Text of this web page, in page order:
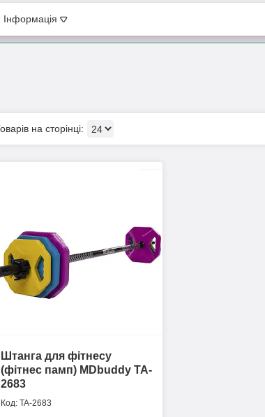
Інформація
Штанга для фітнесу
(фітнес памп) MDbuddy TA-
2683
TA-2683